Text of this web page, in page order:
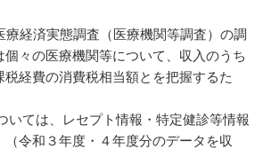
経済実態調査（医療機関等調査）の調
々の医療機関等について、収入のうち
経費の消費税相当額とを把握するた
いては、レセプト情報・特定健診等情報
令和３年度・４年度分のデータを収